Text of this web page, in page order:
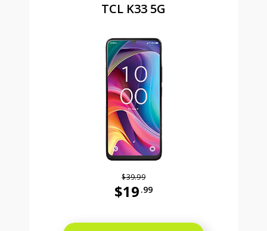
TCL K33 5G
$39.99
$19 .99